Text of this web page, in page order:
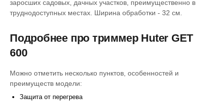
заросших садовых, дачных участков, преимущественно в
труднодоступных местах. Ширина обработки - 32 см.
Подробнее про триммер Huter GET
600
Можно отметить несколько пунктов, особенностей и
преимуществ модели:
Защита от перегрева